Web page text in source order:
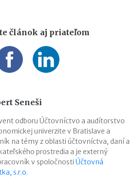
článok aj priateľom
Seneši
odboru Účtovníctvo a audítorstvo
univerzite v Bratislave a
na témy z oblasti účtovníctva, daní a
prostredia a je externý
v spoločnosti Účtovná
s.r.o.